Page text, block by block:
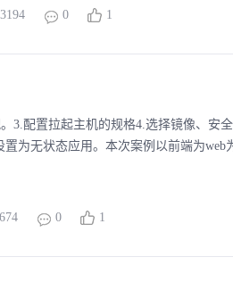
0 1
3.配置拉起主机的规格4.选择镜像、安
为无状态应用。本次案例以前端为web
0 1